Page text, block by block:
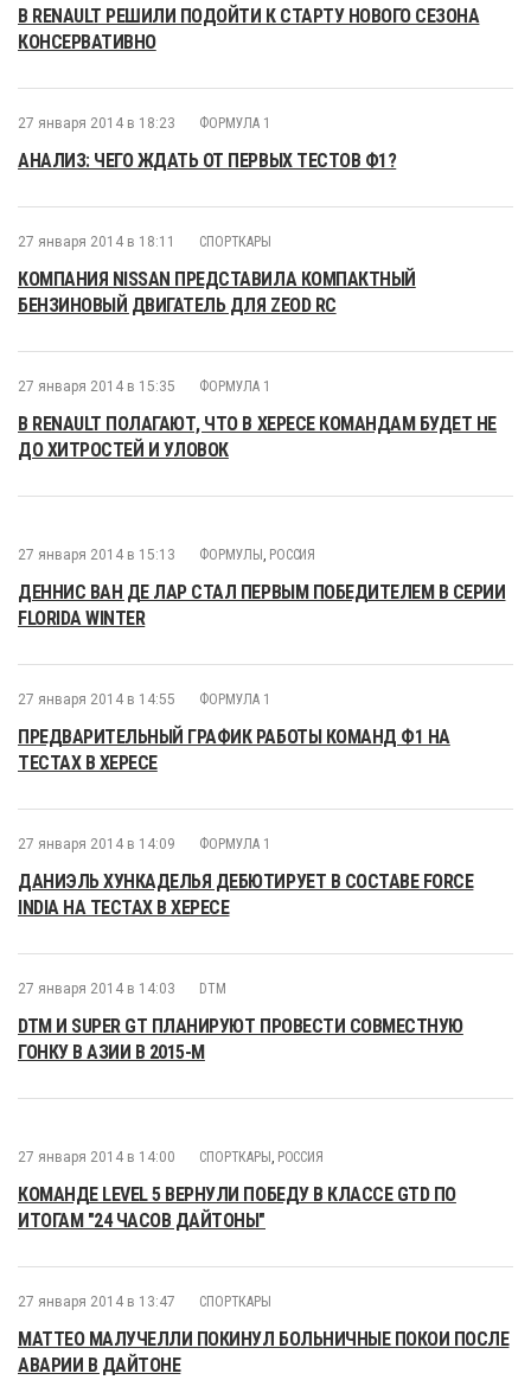
В RENAULT РЕШИЛИ ПОДОЙТИ К СТАРТУ НОВОГО СЕЗОНА
КОНСЕРВАТИВНО
27 января 2014 в 18:23 ФОРМУЛА 1
АНАЛИЗ: ЧЕГО ЖДАТЬ ОТ ПЕРВЫХ ТЕСТОВ Ф1?
27 января 2014 в 18:11 СПОРТКАРЫ
КОМПАНИЯ NISSAN ПРЕДСТАВИЛА КОМПАКТНЫЙ
БЕНЗИНОВЫЙ ДВИГАТЕЛЬ ДЛЯ ZEOD RC
27 января 2014 в 15:35 ФОРМУЛА 1
В RENAULT ПОЛАГАЮТ, ЧТО В ХЕРЕСЕ КОМАНДАМ БУДЕТ НЕ
ДО ХИТРОСТЕЙ И УЛОВОК
27 января 2014 в 15:13 ФОРМУЛЫ , РОССИЯ
ДЕННИС ВАН ДЕ ЛАР СТАЛ ПЕРВЫМ ПОБЕДИТЕЛЕМ В СЕРИИ
FLORIDA WINTER
27 января 2014 в 14:55 ФОРМУЛА 1
ПРЕДВАРИТЕЛЬНЫЙ ГРАФИК РАБОТЫ КОМАНД Ф1 НА
ТЕСТАХ В ХЕРЕСЕ
27 января 2014 в 14:09 ФОРМУЛА 1
ДАНИЭЛЬ ХУНКАДЕЛЬЯ ДЕБЮТИРУЕТ В СОСТАВЕ FORCE
INDIA НА ТЕСТАХ В ХЕРЕСЕ
27 января 2014 в 14:03 DTM
DTM И SUPER GT ПЛАНИРУЮТ ПРОВЕСТИ СОВМЕСТНУЮ
ГОНКУ В АЗИИ В 2015-М
27 января 2014 в 14:00 СПОРТКАРЫ , РОССИЯ
КОМАНДЕ LEVEL 5 ВЕРНУЛИ ПОБЕДУ В КЛАССЕ GTD ПО
ИТОГАМ "24 ЧАСОВ ДАЙТОНЫ"
27 января 2014 в 13:47 СПОРТКАРЫ
МАТТЕО МАЛУЧЕЛЛИ ПОКИНУЛ БОЛЬНИЧНЫЕ ПОКОИ ПОСЛЕ
АВАРИИ В ДАЙТОНЕ